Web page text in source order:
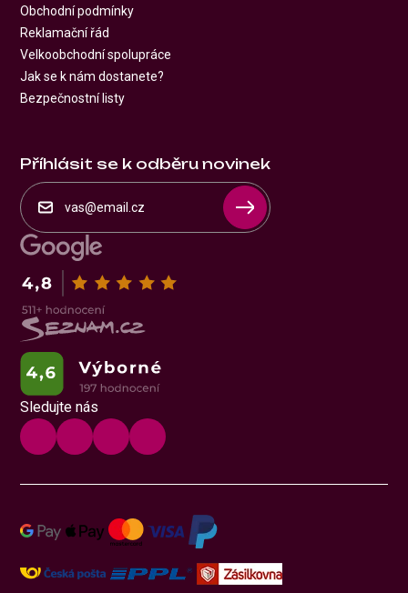
Obchodní podmínky
Reklamační řád
Velkoobchodní spolupráce
Jak se k nám dostanete?
Bezpečnostní listy
Příhlásit se k odběru novinek
Sledujte nás